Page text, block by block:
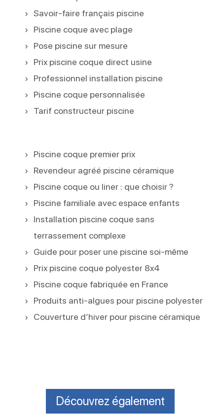
Savoir-faire français piscine
Piscine coque avec plage
Pose piscine sur mesure
Prix piscine coque direct usine
Professionnel installation piscine
Piscine coque personnalisée
Tarif constructeur piscine
Piscine coque premier prix
Revendeur agréé piscine céramique
Piscine coque ou liner : que choisir ?
Piscine familiale avec espace enfants
Installation piscine coque sans
terrassement complexe
Guide pour poser une piscine soi-même
Prix piscine coque polyester 8x4
Piscine coque fabriquée en France
Produits anti-algues pour piscine polyester
Couverture d’hiver pour piscine céramique
Découvrez également